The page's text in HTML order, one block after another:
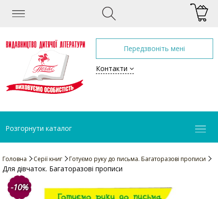
Передзвоніть мені
Контакти
Розгорнути каталог
Головна Серії книг Готуємо руку до письма. Багаторазові прописи
Для дівчаток. Багаторазові прописи
-10%